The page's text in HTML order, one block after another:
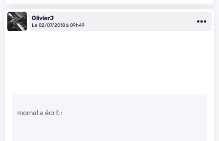
OlivierJ
Le 02/07/2018 à 09h49
momal a écrit :